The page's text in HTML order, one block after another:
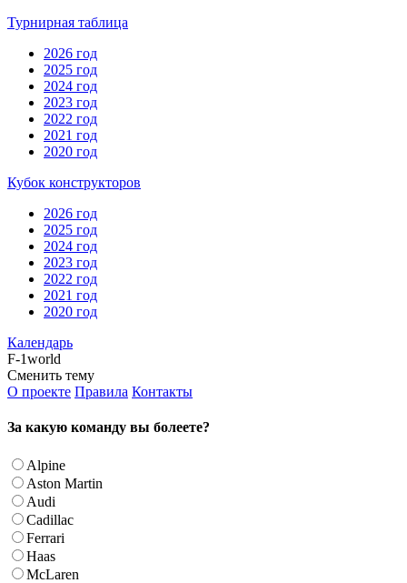
Турнирная таблица
2026 год
2025 год
2024 год
2023 год
2022 год
2021 год
2020 год
Кубок конструкторов
2026 год
2025 год
2024 год
2023 год
2022 год
2021 год
2020 год
Календарь
F-1world
Сменить тему
О проекте Правила Контакты
За какую команду вы болеете?
Alpine
Aston Martin
Audi
Cadillac
Ferrari
Haas
McLaren